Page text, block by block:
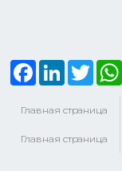
Главная страница
Главная страница
FacebookLinkedInTwitter